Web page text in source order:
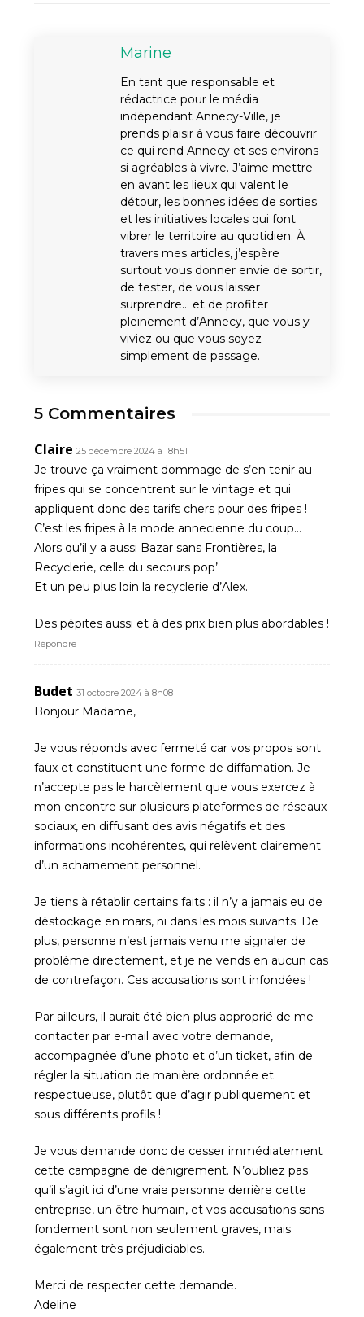
Marine
En tant que responsable et
rédactrice pour le média
indépendant Annecy-Ville, je
prends plaisir à vous faire découvrir
ce qui rend Annecy et ses environs
si agréables à vivre. J’aime mettre
en avant les lieux qui valent le
détour, les bonnes idées de sorties
et les initiatives locales qui font
vibrer le territoire au quotidien. À
travers mes articles, j’espère
surtout vous donner envie de sortir,
de tester, de vous laisser
surprendre… et de profiter
pleinement d’Annecy, que vous y
viviez ou que vous soyez
simplement de passage.
5 Commentaires
Claire 25 décembre 2024 à 18h51
Je trouve ça vraiment dommage de s’en tenir au
fripes qui se concentrent sur le vintage et qui
appliquent donc des tarifs chers pour des fripes !
C’est les fripes à la mode annecienne du coup…
Alors qu’il y a aussi Bazar sans Frontières, la
Recyclerie, celle du secours pop’
Et un peu plus loin la recyclerie d’Alex.
Des pépites aussi et à des prix bien plus abordables !
Répondre
Budet 31 octobre 2024 à 8h08
Bonjour Madame,
Je vous réponds avec fermeté car vos propos sont
faux et constituent une forme de diffamation. Je
n’accepte pas le harcèlement que vous exercez à
mon encontre sur plusieurs plateformes de réseaux
sociaux, en diffusant des avis négatifs et des
informations incohérentes, qui relèvent clairement
d’un acharnement personnel.
Je tiens à rétablir certains faits : il n’y a jamais eu de
déstockage en mars, ni dans les mois suivants. De
plus, personne n’est jamais venu me signaler de
problème directement, et je ne vends en aucun cas
de contrefaçon. Ces accusations sont infondées !
Par ailleurs, il aurait été bien plus approprié de me
contacter par e-mail avec votre demande,
accompagnée d’une photo et d’un ticket, afin de
régler la situation de manière ordonnée et
respectueuse, plutôt que d’agir publiquement et
sous différents profils !
Je vous demande donc de cesser immédiatement
cette campagne de dénigrement. N’oubliez pas
qu’il s’agit ici d’une vraie personne derrière cette
entreprise, un être humain, et vos accusations sans
fondement sont non seulement graves, mais
également très préjudiciables.
Merci de respecter cette demande.
Adeline